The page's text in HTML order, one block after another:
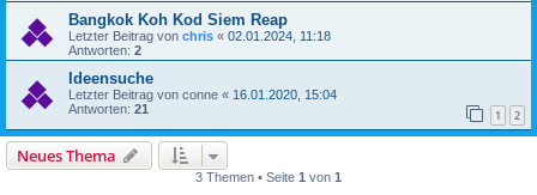
Bangkok Koh Kod Siem Reap
Letzter Beitrag von chris « 02.01.2024, 11:18
Antworten: 2
Ideensuche
Letzter Beitrag von conne « 16.01.2020, 15:04
Antworten: 21 1 2
Neues Thema
3 Themen • Seite 1 von 1